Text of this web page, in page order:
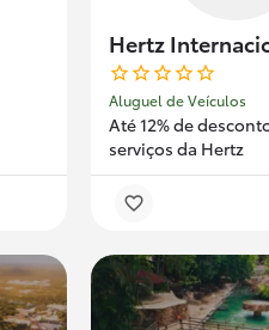
Hertz
Aluguel de Veículos
Até 12% de
serviços da Hertz